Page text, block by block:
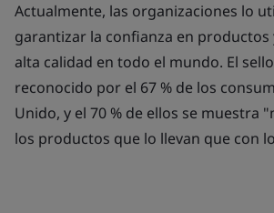
Actualmente, las organizaciones lo
garantizar la confianza en productos
alta calidad en todo el mundo. El
reconocido por el 67 % de los
Unido, y el 70 % de ellos se muestra
los productos que lo llevan que con